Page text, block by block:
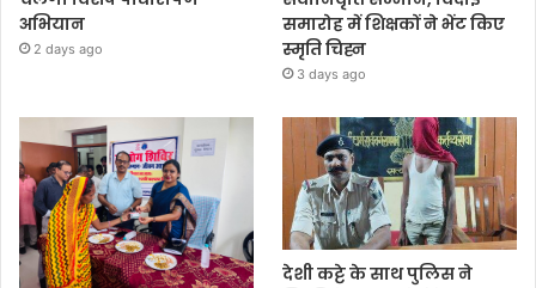
अभियान
2 days ago
समारोह में शिक्षकों ने भेंट किए
स्मृति चिह्न
3 days ago
देशी कट्टे के साथ पुलिस ने